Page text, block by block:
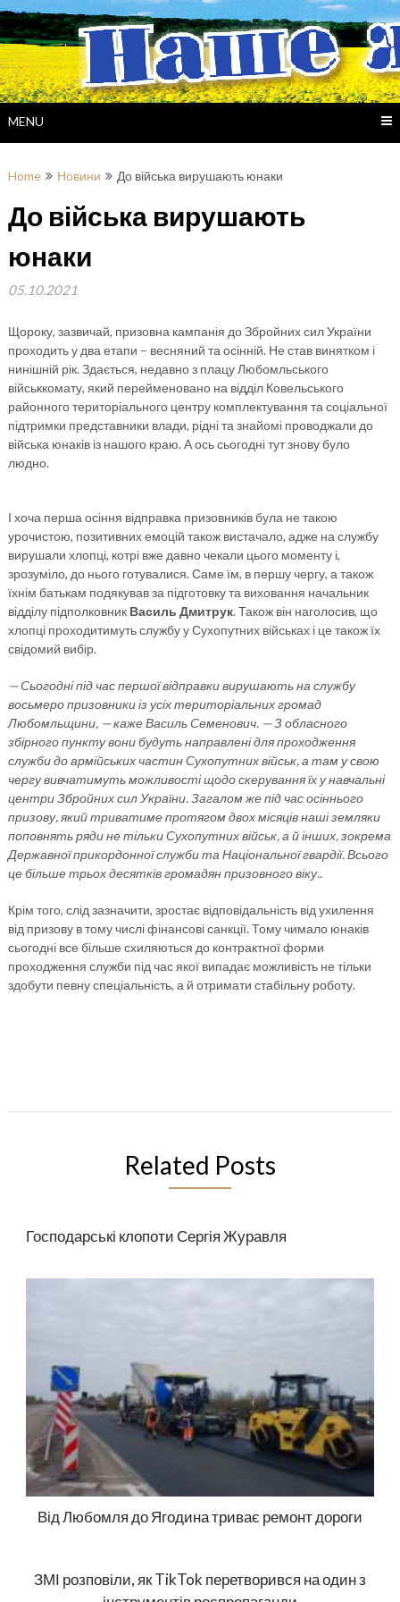
Skip
to
content
MENU
Home Новини До війська вирушають юнаки
До війська вирушають
юнаки
05.10.2021
Щороку, зазвичай, призовна кампанія до Збройних сил України
проходить у два етапи – весняний та осінній. Не став винятком і
нинішній рік. Здається, недавно з плацу Любомльського
військкомату, який перейменовано на відділ Ковельського
районного територіального центру комплектування та соціальної
підтримки представники влади, рідні та знайомі проводжали до
війська юнаків із нашого краю. А ось сьогодні тут знову було
людно.
І хоча перша осіння відправка призовників була не такою
урочистою, позитивних емоцій також вистачало, адже на службу
вирушали хлопці, котрі вже давно чекали цього моменту і,
зрозуміло, до нього готувалися. Саме їм, в першу чергу, а також
їхнім батькам подякував за підготовку та виховання начальник
відділу підполковник Василь Дмитрук. Також він наголосив, що
хлопці проходитимуть службу у Сухопутних військах і це також їх
свідомий вибір.
— Сьогодні під час першої відправки вирушають на службу
восьмеро призовники із усіх територіальних громад
Любомльщини, — каже Василь Семенович. — З обласного
збірного пункту вони будуть направлені для проходження
служби до армійських частин Сухопутних військ, а там у свою
чергу вивчатимуть можливості щодо скерування їх у навчальні
центри Збройних сил України. Загалом же під час осіннього
призову, який триватиме протягом двох місяців наші земляки
поповнять ряди не тільки Сухопутних військ, а й інших, зокрема
Державної прикордонної служби та Національної гвардії. Всього
це більше трьох десятків громадян призовного віку..
Крім того, слід зазначити, зростає відповідальність від ухилення
від призову в тому числі фінансові санкції. Тому чимало юнаків
сьогодні все більше схиляються до контрактної форми
проходження служби під час якої випадає можливість не тільки
здобути певну спеціальність, а й отримати стабільну роботу.
Related Posts
Господарські клопоти Сергія Журавля
Від Любомля до Ягодина триває ремонт дороги
ЗМІ розповіли, як TikTok перетворився на один з